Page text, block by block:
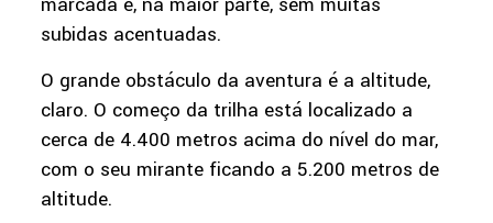
subidas acentuadas.
O grande obstáculo da aventura é a altitude,
claro. O começo da trilha está localizado a
cerca de 4.400 metros acima do nível do mar,
com o seu mirante ficando a 5.200 metros de
altitude.